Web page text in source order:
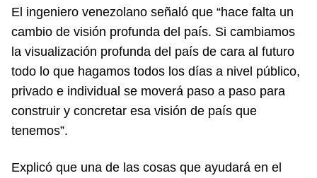
El ingeniero venezolano señaló que “hace falta un
cambio de visión profunda del país. Si cambiamos
la visualización profunda del país de cara al futuro
todo lo que hagamos todos los días a nivel público,
privado e individual se moverá paso a paso para
construir y concretar esa visión de país que
tenemos”.
Explicó que una de las cosas que ayudará en el